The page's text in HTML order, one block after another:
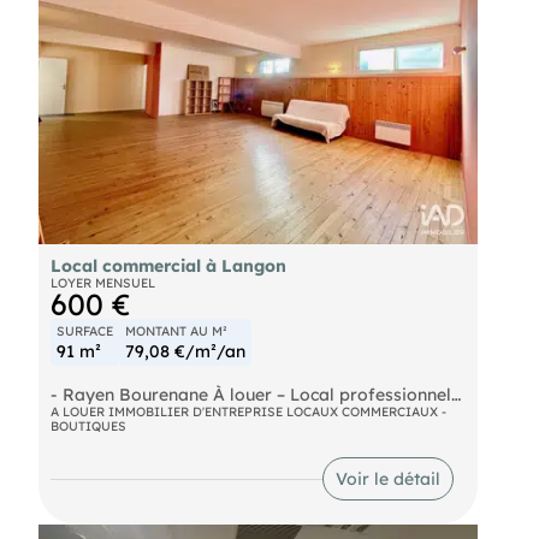
Local commercial à Langon
LOYER MENSUEL
600 €
SURFACE
91 m²
MONTANT AU M²
79,08 €/m²/an
- Rayen Bourenane À louer – Local professionnel
idéal pour activité médicale ou paramédicale –
800 € charges comprises Situé dans un
environnement pratique et accessible, ce local
professionnel à louer conviendra parfaitement à
l’exercice d’une activité médicale, paramédicale
d’attente une salle de soins / consultation un
A LOUER IMMOBILIER D'ENTREPRISE LOCAUX COMMERCIAUX -
BOUTIQUES
Voir le détail